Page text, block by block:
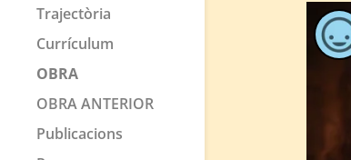
Trajectòria
Currículum
OBRA
OBRA ANTERIOR
Publicacions